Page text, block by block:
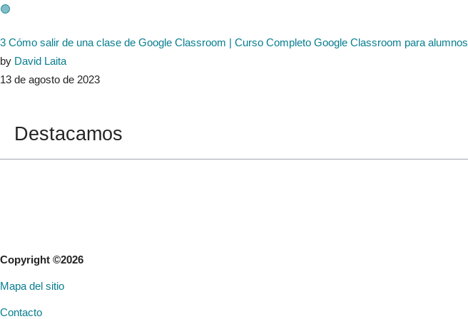
🟢
3 Cómo salir de una clase de Google Classroom | Curso Completo Google Classroom para alumnos
by David Laita
13 de agosto de 2023
Destacamos
Copyright ©2026
Mapa del sitio
Contacto